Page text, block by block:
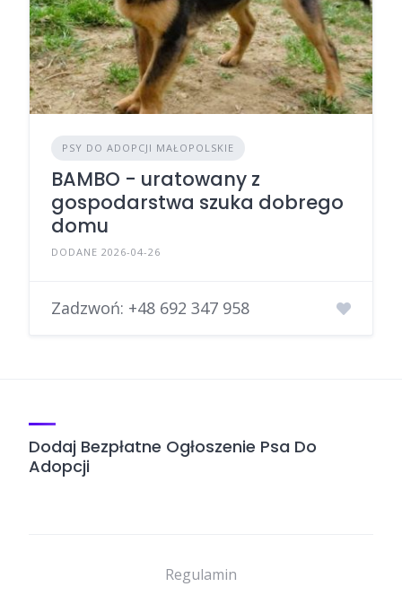
PSY DO ADOPCJI MAŁOPOLSKIE
BAMBO - uratowany z
gospodarstwa szuka dobrego
domu
DODANE 2026-04-26
Zadzwoń: +48 692 347 958
Dodaj Bezpłatne Ogłoszenie Psa Do
Adopcji
Regulamin